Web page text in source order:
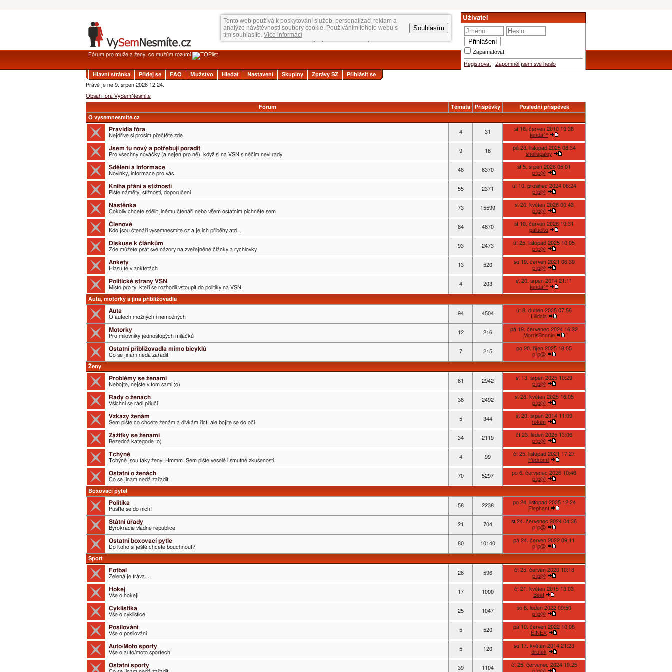
Tento web používá k poskytování služeb, personalizaci reklam a
analýze návštěvnosti soubory cookie. Používáním tohoto webu s
tím souhlasíte. Vice informací
Souhlasím
Uživatel
Zapamatovat
Registrovat Zapomněl jsem své heslo
Fórum pro muže a ženy, co mužům rozumí
Hlavní stránka Přidej se FAQ Mužstvo Hledat Nastavení Skupiny Zprávy SZ
Přihlásit se
Právě je ne 9. srpen 2026 12:24.
Obsah fóra VySemNesmíte
Fórum
Témata Příspěvky
Poslední příspěvek
O vysemnesmite.cz
Pravidla fóra
Nejdříve si prosím přečtěte zde
4 31
st 16. červen 2010 19:36
jenda^^
Jsem tu nový a potřebuji poradit
Pro všechny nováčky (a nejen pro ně), když si na VSN s něčím neví rady
9 16
pá 28. listopad 2025 08:34
sheliepaley
Sdělení a informace
Novinky, informace pro vás
46 6370
st 5. srpen 2026 05:01
p!p@
Kniha přání a stížností
Pište náměty, stížnosti, doporučení
55 2371
út 10. prosinec 2024 08:24
p!p@
Nástěnka
Cokoliv chcete sdělit jinému čtenáři nebo všem ostatním píchněte sem
73 15599
st 20. květen 2026 00:43
p!p@
Členové
Kdo jsou čtenáři vysemnesmite.cz a jejich příběhy atd...
64 4670
st 10. červen 2026 19:31
palucko
Diskuse k článkům
Zde můžete psát své názory na zveřejněné články a rychlovky
93 2473
út 25. listopad 2025 10:05
p!p@
Ankety
Hlasujte v anktetách
13 520
so 19. červen 2021 06:39
p!p@
Politické strany VSN
Místo pro ty, kteří se rozhodli vstoupit do politiky na VSN.
4 203
st 20. srpen 2014 21:11
jenda^^
Auta, motorky a jiná přibližovadla
Auta
O autech možných i nemožných
94 4504
út 8. duben 2025 07:56
Lilidala
Motorky
Pro milovníky jednostopých miláčků
12 216
pá 19. červenec 2024 16:32
MorrisBonnie
Ostatní přibližovadla mimo bicyklů
Co se jinam nedá zařadit
7 215
po 20. říjen 2025 18:05
p!p@
Ženy
Problémy se ženami
Nebojte, nejste v tom sami ;o)
61 2942
st 13. srpen 2025 10:29
p!p@
Rady o ženách
Všichni se rádi přiučí
36 2492
st 28. květen 2025 16:05
p!p@
Vzkazy ženám
Sem pište co chcete ženám a dívkám říct, ale bojíte se do očí
5 344
st 20. srpen 2014 11:09
roken
Zážitky se ženami
Bezedná kategorie ;o)
34 2119
čt 23. leden 2025 13:06
p!p@
Tchýně
Tchýně jsou taky ženy. Hmmm. Sem pište veselé i smutné zkušenosti.
4 99
čt 25. listopad 2021 17:27
Pedromil
Ostatní o ženách
Co se jinam nedá zařadit
70 5297
po 6. červenec 2026 10:46
p!p@
Boxovací pytel
Politika
Pusťte se do nich!
58 2238
po 24. listopad 2025 12:24
Elephant
Státní úřady
Byrokracie vládne republice
21 704
st 24. červenec 2024 04:36
p!p@
Ostatní boxovací pytle
Do koho si ještě chcete bouchnout?
80 10140
pá 24. červen 2022 09:11
p!p@
Sport
Fotbal
Zelená je tráva...
26 596
čt 25. červen 2020 10:18
p!p@
Hokej
Vše o hokeji
17 1000
čt 21. květen 2015 13:03
Beat
Cyklistika
Vše o cyklistice
25 1047
so 8. leden 2022 09:50
p!p@
Posilování
Vše o posilování
5 520
pá 10. červen 2022 10:08
EINEX
Auto/Moto sporty
Vše o auto/moto sportech
5 120
so 17. květen 2014 21:23
drutek
Ostatní sporty 39 1104
čt 25. červenec 2024 19:25